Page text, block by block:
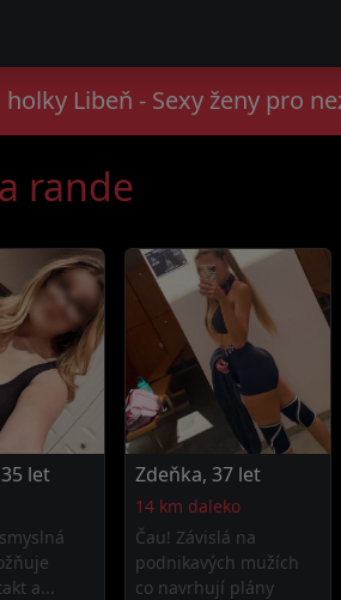
Libeň - Sexy ženy pro
rande
let
a...
Zdeňka, 37 let
14 km daleko
Čau! Závislá na
podnikavých mužích
co navrhují plány